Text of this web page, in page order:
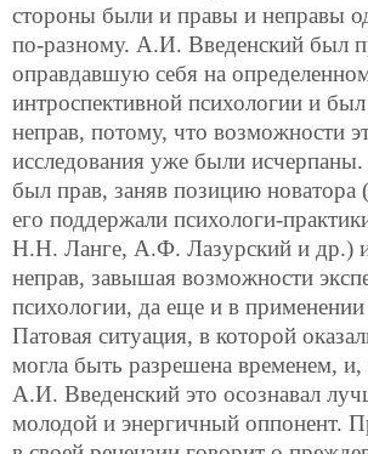
стороны были и правы и неправы
по-разному. А.И. Введенский был
оправдавшую себя на
интроспективной психологии и
неправ, потому, что возможности
исследования уже были
был прав, заняв позицию новатора
его поддержали психологи-
Н.Н. Ланге, А.Ф. Лазурский и др.)
неправ, завышая возможности
психологии, да еще и в применении
Патовая ситуация, в которой
могла быть разрешена временем,
А.И. Введенский это осознавал
молодой и энергичный оппонент.